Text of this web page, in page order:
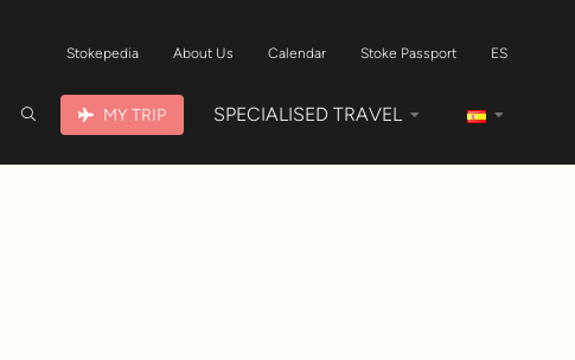
Stokepedia About Us Calendar Stoke Passport ES
MY TRIP SPECIALISED TRAVEL